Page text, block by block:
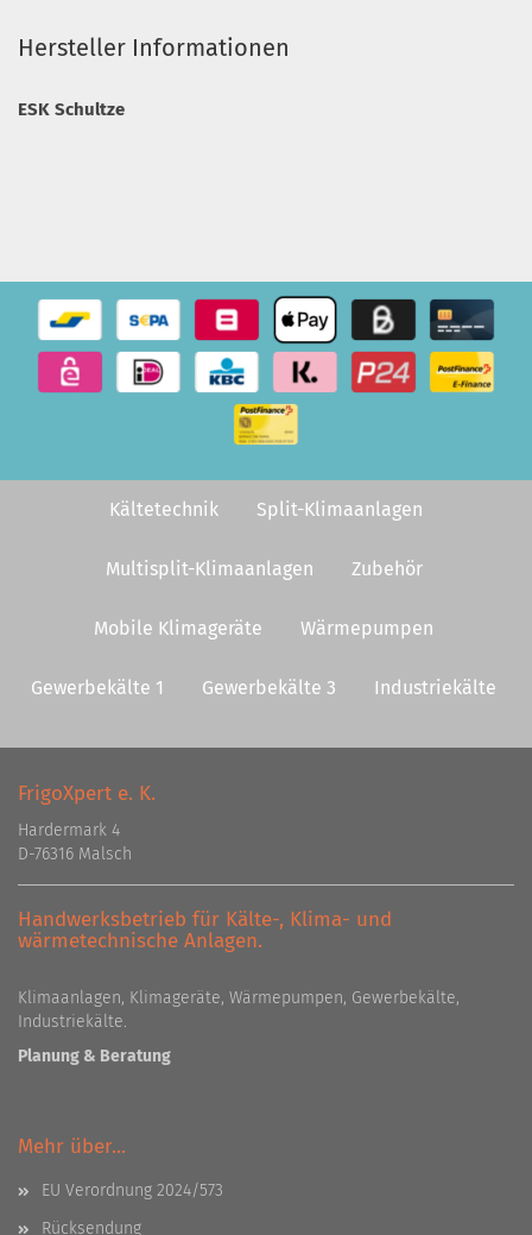
Hersteller Informationen
ESK Schultze
Kältetechnik Split-Klimaanlagen
Multisplit-Klimaanlagen Zubehör
Mobile Klimageräte Wärmepumpen
Gewerbekälte 1 Gewerbekälte 3 Industriekälte
FrigoXpert e. K.
Hardermark 4
D-76316 Malsch
Handwerksbetrieb für Kälte-, Klima- und
wärmetechnische Anlagen.
Klimaanlagen, Klimageräte, Wärmepumpen, Gewerbekälte,
Industriekälte.
Planung & Beratung
Mehr über...
EU Verordnung 2024/573
Rücksendung